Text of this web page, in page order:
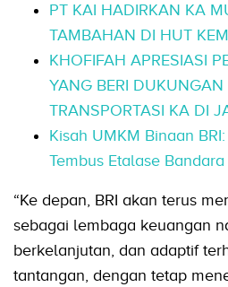
PT KAI HADIRKAN KA
TAMBAHAN DI HUT
KHOFIFAH APRESIASI
YANG BERI
TRANSPORTASI KA DI
Kisah UMKM Binaan
Tembus Etalase Bandara
“Ke depan, BRI akan terus
sebagai lembaga keuangan
berkelanjutan, dan adaptif
tantangan, dengan tetap